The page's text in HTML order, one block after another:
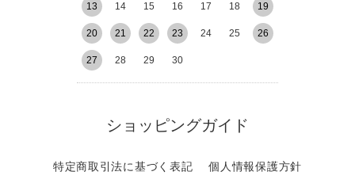
13 14 15 16 17 18 19
20 21 22 23 24 25 26
27 28 29 30
ショッピングガイド
特定商取引法に基づく表記 個人情報保護方針